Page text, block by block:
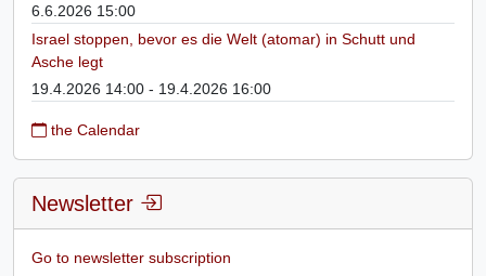
6.6.2026 15:00
Israel stoppen, bevor es die Welt (atomar) in Schutt und
Asche legt
19.4.2026 14:00 - 19.4.2026 16:00
the Calendar
Newsletter
Go to newsletter subscription